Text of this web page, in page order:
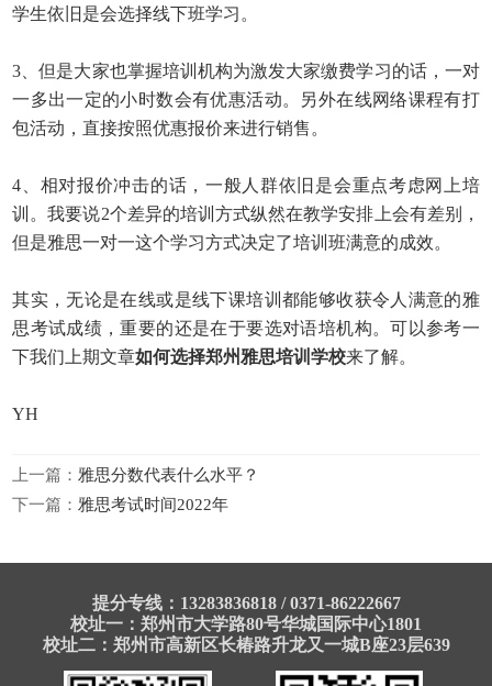
学生依旧是会选择线下班学习。
3、但是大家也掌握培训机构为激发大家缴费学习的话，一对
一多出一定的小时数会有优惠活动。另外在线网络课程有打
包活动，直接按照优惠报价来进行销售。
4、相对报价冲击的话，一般人群依旧是会重点考虑网上培
训。我要说2个差异的培训方式纵然在教学安排上会有差别，
但是雅思一对一这个学习方式决定了培训班满意的成效。
其实，无论是在线或是线下课培训都能够收获令人满意的雅
思考试成绩，重要的还是在于要选对语培机构。可以参考一
下我们上期文章如何选择郑州雅思培训学校来了解。
YH
上一篇： 雅思分数代表什么水平？
下一篇： 雅思考试时间2022年
提分专线：13283836818 / 0371-86222667
校址一：郑州市大学路80号华城国际中心1801
校址二：郑州市高新区长椿路升龙又一城B座23层639